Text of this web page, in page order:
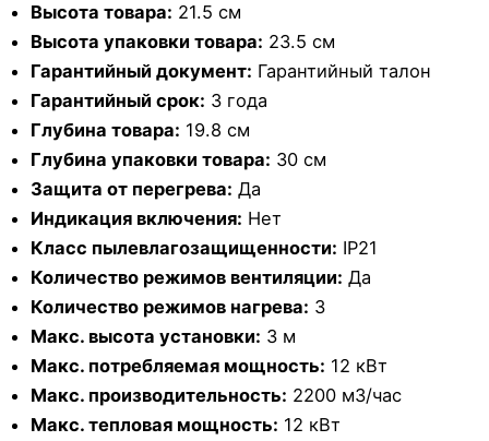
Высота товара: 21.5 см
Высота упаковки товара: 23.5 см
Гарантийный документ: Гарантийный талон
Гарантийный срок: 3 года
Глубина товара: 19.8 см
Глубина упаковки товара: 30 см
Защита от перегрева: Да
Индикация включения: Нет
Класс пылевлагозащищенности: IP21
Количество режимов вентиляции: Да
Количество режимов нагрева: 3
Макс. высота установки: 3 м
Макс. потребляемая мощность: 12 кВт
Макс. производительность: 2200 м3/час
Макс. тепловая мощность: 12 кВт